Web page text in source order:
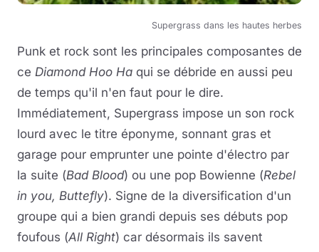
Supergrass dans les hautes herbes
Punk et rock sont les principales composantes de
ce Diamond Hoo Ha qui se débride en aussi peu
de temps qu'il n'en faut pour le dire.
Immédiatement, Supergrass impose un son rock
lourd avec le titre éponyme, sonnant gras et
garage pour emprunter une pointe d'électro par
la suite (Bad Blood) ou une pop Bowienne (Rebel
in you, Buttefly). Signe de la diversification d'un
groupe qui a bien grandi depuis ses débuts pop
foufous (All Right) car désormais ils savent